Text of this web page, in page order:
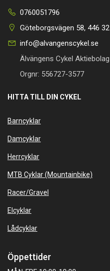
0760051796
Göteborgsvägen 58, 446
info@alvangenscykel.se
Älvängens Cykel Aktiebolag
Orgnr: 556727-3577
HITTA TILL DIN CYKEL
Barncyklar
Damcyklar
Herrcyklar
MTB Cyklar (Mountainbike)
Racer/Gravel
Elcyklar
Lådcyklar
Öppettider